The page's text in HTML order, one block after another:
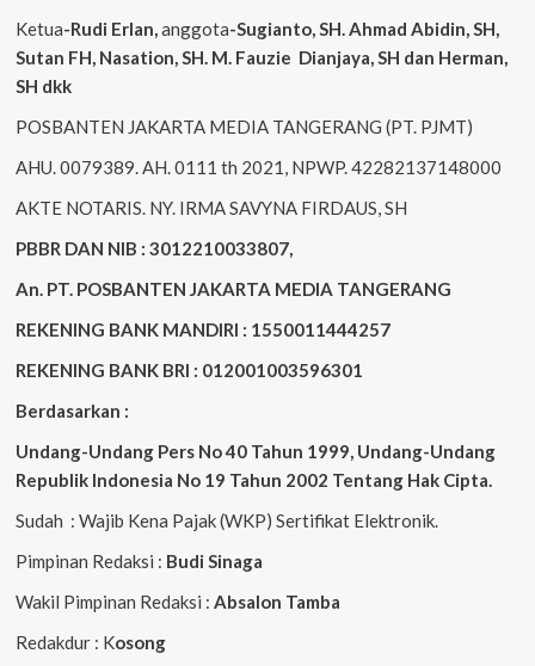
Ketua-Rudi Erlan anggota-Sugianto, SH. Ahmad Abidin , SH,
Sutan FH, Nasation , SH. M. Fauzie Dianjaya , SH dan Herman,
SH dkk
POSBANTEN JAKARTA MEDIA TANGERANG (PT. PJMT)
AHU. 0079389. AH. 0111 th 2021, NPWP. 42282137148000
AKTE NOTARIS. NY. IRMA SAVYNA FIRDAUS, SH
PBBR DAN NIB : 3012210033807,
An. PT. POSBANTEN JAKARTA MEDIA TANGERANG
REKENING BANK MANDIRI : 1550011444257
REKENING BANK BRI : 012001003596301
Berdasarkan :
Undang-Undang Pers No 40 Tahun 1999, Undang-Undang
Republik Indonesia No 19 Tahun 2002 Tentang Hak Cipta
Sudah : Wajib Kena Pajak (WKP) Sertifikat Elektronik.
Pimpinan Redaksi : Budi Sinaga
Wakil Pimpinan Redaksi : Absalon Tamba
Redakdur : Kosong